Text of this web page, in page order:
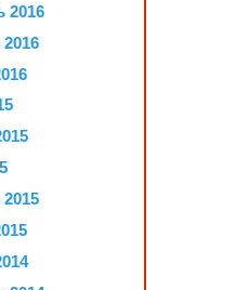
2016